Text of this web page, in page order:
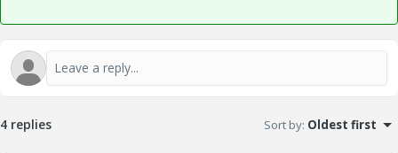
4 replies Sort by: Oldest first